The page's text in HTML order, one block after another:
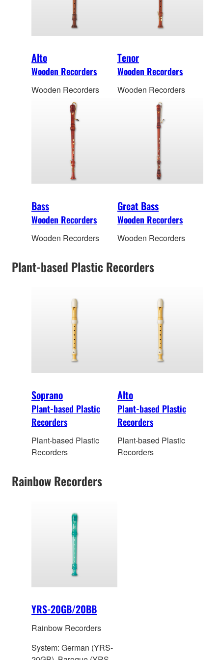
Alto
Wooden Recorders
Wooden Recorders
Tenor
Wooden Recorders
Wooden Recorders
Bass
Wooden Recorders
Wooden Recorders
Great Bass
Wooden Recorders
Wooden Recorders
Plant-based Plastic Recorders
Soprano
Plant-based Plastic
Recorders
Plant-based Plastic
Recorders
Alto
Plant-based Plastic
Recorders
Plant-based Plastic
Recorders
Rainbow Recorders
YRS-20GB/20BB
Rainbow Recorders
System: German (YRS-